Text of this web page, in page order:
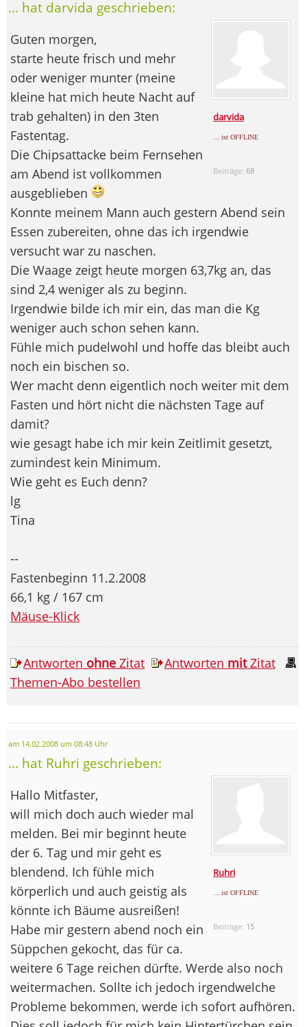
... hat darvida geschrieben:
darvida
... ist OFFLINE
Beiträge: 68
Guten morgen,
starte heute frisch und mehr
oder weniger munter (meine
kleine hat mich heute Nacht auf
trab gehalten) in den 3ten
Fastentag.
Die Chipsattacke beim Fernsehen
am Abend ist vollkommen
ausgeblieben
Konnte meinem Mann auch gestern Abend sein
Essen zubereiten, ohne das ich irgendwie
versucht war zu naschen.
Die Waage zeigt heute morgen 63,7kg an, das
sind 2,4 weniger als zu beginn.
Irgendwie bilde ich mir ein, das man die Kg
weniger auch schon sehen kann.
Fühle mich pudelwohl und hoffe das bleibt auch
noch ein bischen so.
Wer macht denn eigentlich noch weiter mit dem
Fasten und hört nicht die nächsten Tage auf
damit?
wie gesagt habe ich mir kein Zeitlimit gesetzt,
zumindest kein Minimum.
Wie geht es Euch denn?
lg
Tina
--
Fastenbeginn 11.2.2008
66,1 kg / 167 cm
Mäuse-Klick
Antworten ohne Zitat Antworten mitZitat
Themen-Abo bestellen
am 14.02.2008 um 08:48 Uhr
... hat Ruhri geschrieben:
Ruhri
... ist OFFLINE
Beiträge: 15
Hallo Mitfaster,
will mich doch auch wieder mal
melden. Bei mir beginnt heute
der 6. Tag und mir geht es
blendend. Ich fühle mich
körperlich und auch geistig als
könnte ich Bäume ausreißen!
Habe mir gestern abend noch ein
Süppchen gekocht, das für ca.
weitere 6 Tage reichen dürfte. Werde also noch
weitermachen. Sollte ich jedoch irgendwelche
Probleme bekommen, werde ich sofort aufhören.